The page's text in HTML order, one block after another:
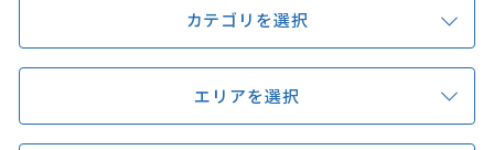
カテゴリを選択
エリアを選択